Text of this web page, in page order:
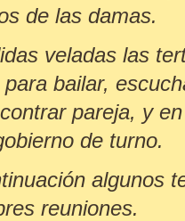
de las damas.
veladas las
bailar,
pareja, y
de turno.
algunos
reuniones.